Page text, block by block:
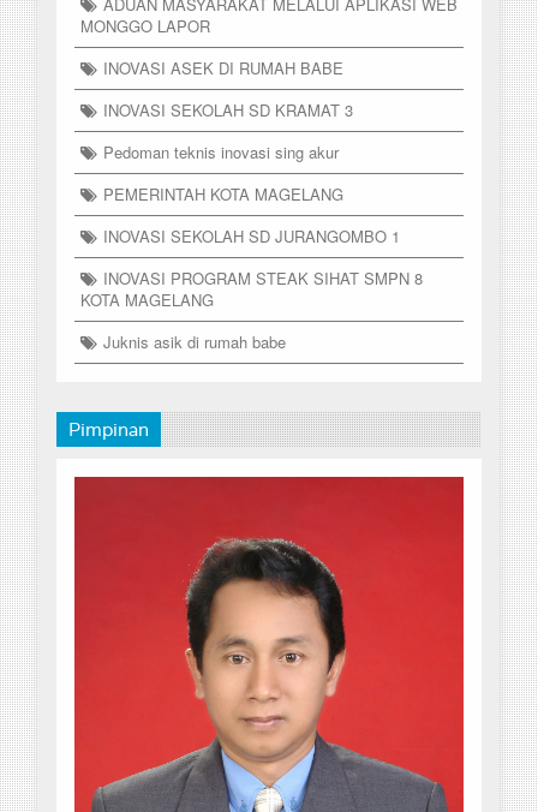
MONGGO LAPOR
INOVASI ASEK DI RUMAH BABE
INOVASI SEKOLAH SD KRAMAT 3
Pedoman teknis inovasi sing akur
PEMERINTAH KOTA MAGELANG
INOVASI SEKOLAH SD JURANGOMBO 1
INOVASI PROGRAM STEAK SIHAT SMPN 8
KOTA MAGELANG
Juknis asik di rumah babe
Pimpinan